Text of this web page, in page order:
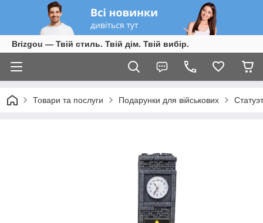
Brizgou — Твій стиль. Твій дім. Твій вибір.
Товари та послуги Подарунки для військових